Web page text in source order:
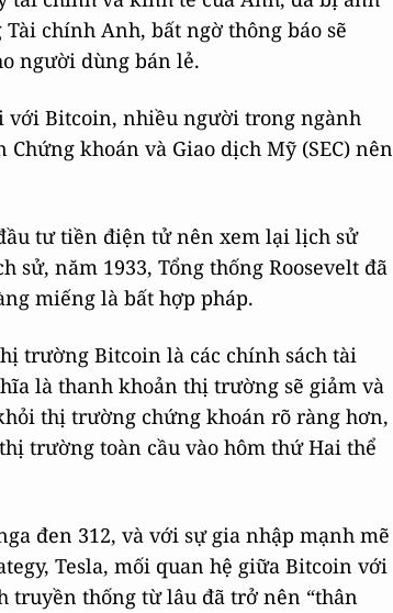
chính Anh, bất ngờ thông báo sẽ
người dùng bán lẻ.
với Bitcoin, nhiều người trong ngành
khoán và Giao dịch Mỹ (SEC) nên
tư tiền điện tử nên xem lại lịch sử
sử, năm 1933, Tổng thống Roosevelt đã
miếng là bất hợp pháp.
trường Bitcoin là các chính sách tài
là thanh khoản thị trường sẽ giảm và
thị trường chứng khoán rõ ràng hơn,
trường toàn cầu vào hôm thứ Hai thể
đen 312, và với sự gia nhập mạnh mẽ
Tesla, mối quan hệ giữa Bitcoin với
thống từ lâu đã trở nên “thân